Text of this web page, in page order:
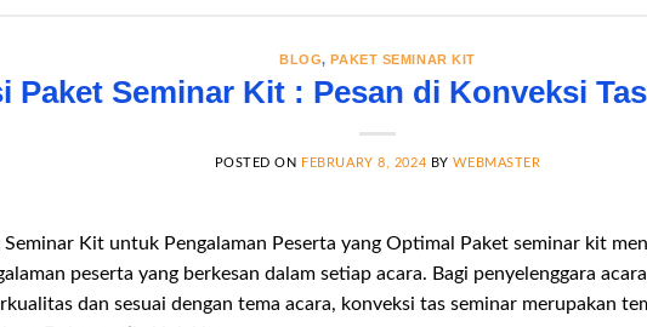
BLOG,PAKET SEMINAR KIT
Paket Seminar Kit : Pesan di Konveksi
POSTED ON FEBRUARY 8, 2024 BYWEBMASTER
Seminar Kit untuk Pengalaman Peserta yang Optimal Paket seminar kit
peserta yang berkesan dalam setiap acara. Bagi penyelenggara
dan sesuai dengan tema acara, konveksi tas seminar merupakan